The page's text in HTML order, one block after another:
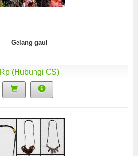
Gelang gaul
Rp (Hubungi CS)